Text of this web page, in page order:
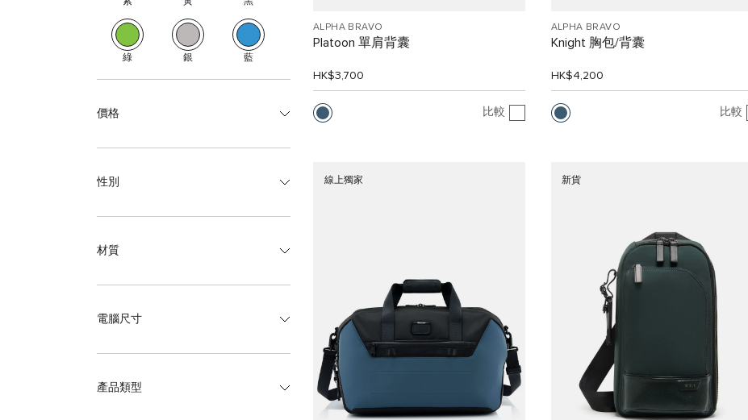
綠 銀 藍
價格
性別
材質
電腦尺寸
產品類型
ALPHA BRAVO
Platoon 單肩背囊
HK$3,700
比較
ALPHA BRAVO
Knight 胸包/背囊
HK$4,200
比較
線上獨家 新貨